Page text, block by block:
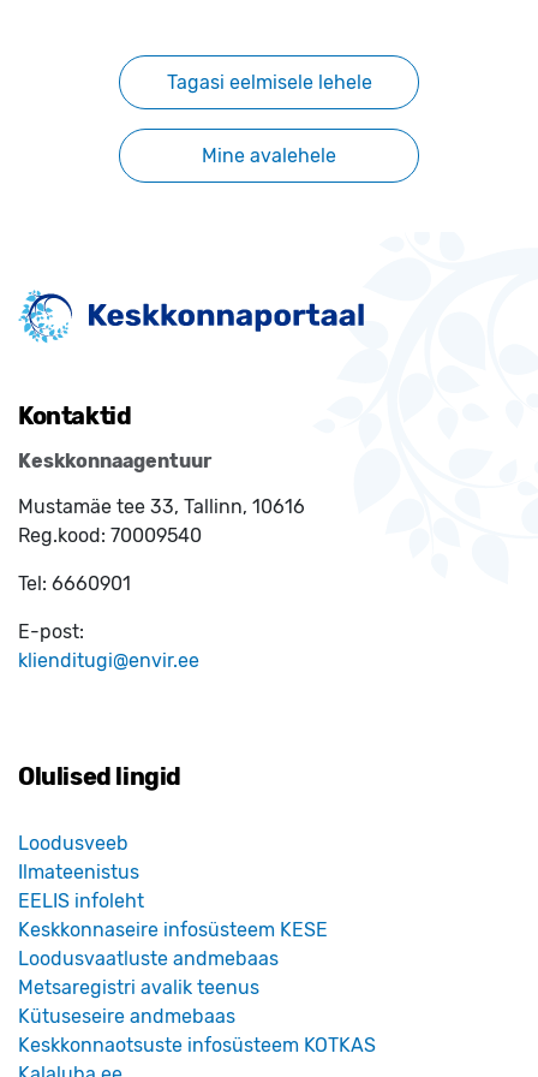
Tagasi eelmisele lehele
Mine avalehele
Kontaktid
Keskkonnaagentuur
Mustamäe tee 33, Tallinn, 10616
Reg.kood: 70009540
Tel: 6660901
E-post:
klienditugi@envir.ee
Olulised lingid
Loodusveeb
Ilmateenistus
EELIS infoleht
Keskkonnaseire infosüsteem KESE
Loodusvaatluste andmebaas
Metsaregistri avalik teenus
Kütuseseire andmebaas
Keskkonnaotsuste infosüsteem KOTKAS